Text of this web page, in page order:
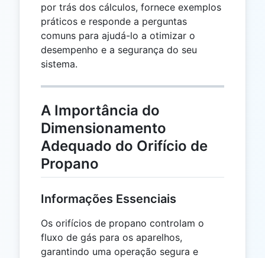
por trás dos cálculos, fornece exemplos
práticos e responde a perguntas
comuns para ajudá-lo a otimizar o
desempenho e a segurança do seu
sistema.
A Importância do
Dimensionamento
Adequado do Orifício de
Propano
Informações Essenciais
Os orifícios de propano controlam o
fluxo de gás para os aparelhos,
garantindo uma operação segura e